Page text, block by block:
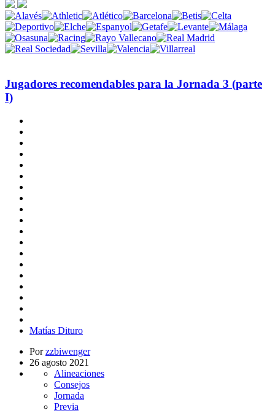
Jugadores recomendables para la Jornada 3 (parte
I)
Matías Dituro
Porzzbiwenger
26 agosto 2021
Alineaciones
Consejos
Jornada
Previa